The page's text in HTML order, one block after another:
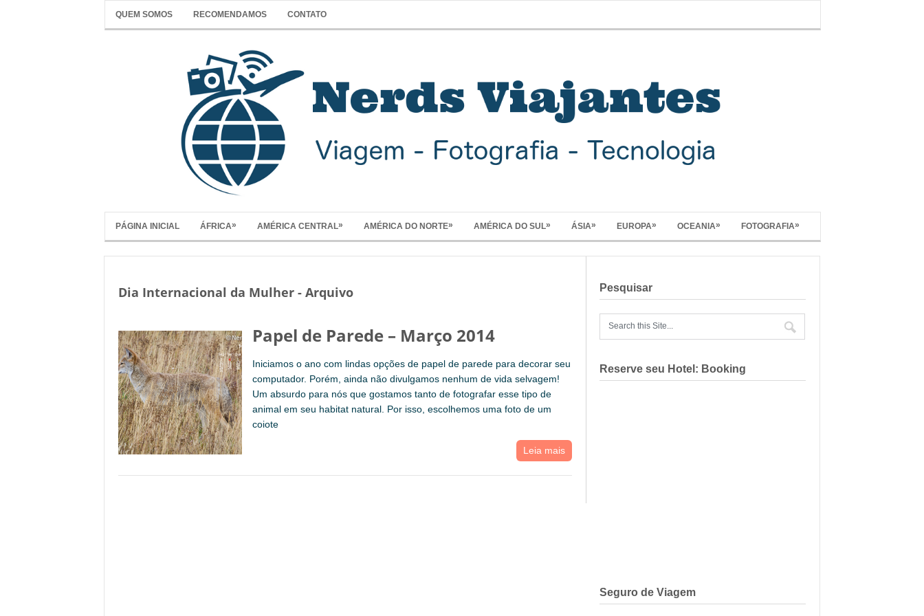
QUEM SOMOS RECOMENDAMOS CONTATO
PÁGINA INICIAL ÁFRICA» AMÉRICA CENTRAL» AMÉRICA DO NORTE» AMÉRICA DO SUL» ÁSIA» EUROPA» OCEANIA» FOTOGRAFIA»
Dia Internacional da Mulher - Arquivo
Papel de Parede – Março 2014
Iniciamos o ano com lindas opções de papel de parede para decorar seu
computador. Porém, ainda não divulgamos nenhum de vida selvagem!
Um absurdo para nós que gostamos tanto de fotografar esse tipo de
animal em seu habitat natural. Por isso, escolhemos uma foto de um
coiote
Leia mais
Pesquisar
Reserve seu Hotel: Booking
Seguro de Viagem